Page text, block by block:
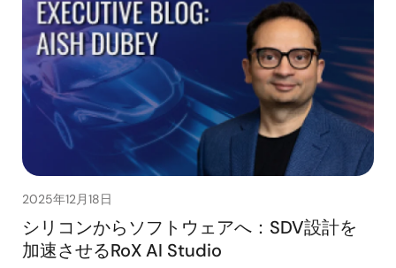
2025年12月18日
シリコンからソフトウェアへ：SDV設計を
加速させるRoX AI Studio